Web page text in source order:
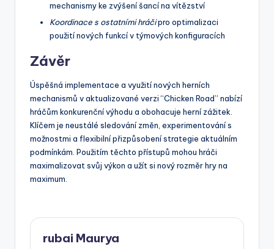
mechanismy ke zvýšení šancí na vítězství
Koordinace s ostatními hráčipro optimalizaci
použití nových funkcí v týmových konfiguracích
Závěr
Úspěšná implementace a využití nových herních
mechanismů v aktualizované verzi “Chicken Road” nabízí
hráčům konkurenční výhodu a obohacuje herní zážitek.
Klíčem je neustálé sledování změn, experimentování s
možnostmi a flexibilní přizpůsobení strategie aktuálním
podmínkám. Použitím těchto přístupů mohou hráči
maximalizovat svůj výkon a užít si nový rozměr hry na
maximum.
rubai Maurya